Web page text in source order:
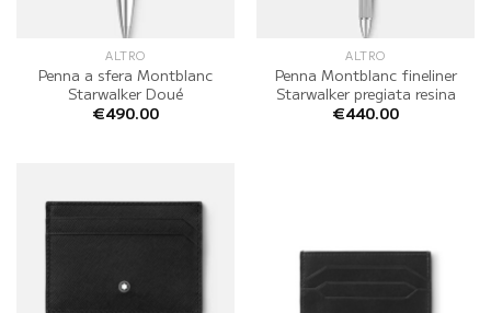
ALTRO
Penna a sfera Montblanc
Starwalker Doué
€490.00
ALTRO
Penna Montblanc fineliner
Starwalker pregiata resina
€440.00